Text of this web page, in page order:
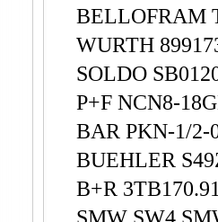
BELLOFRAM
WURTH
SOLDO
P+F NCN8-
BAR PKN-1/2-
BUEHLER
B+R
SMW SW4